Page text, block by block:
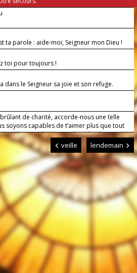
ta parole : aide-moi, Seigneur mon Dieu !
toi pour toujours !
dans le Seigneur sa joie et son refuge.
de charité, accorde-nous une telle
soyons capables de t’aimer plus que tout
à cause de toi. Par Jésus, le Christ,
veille lendemain